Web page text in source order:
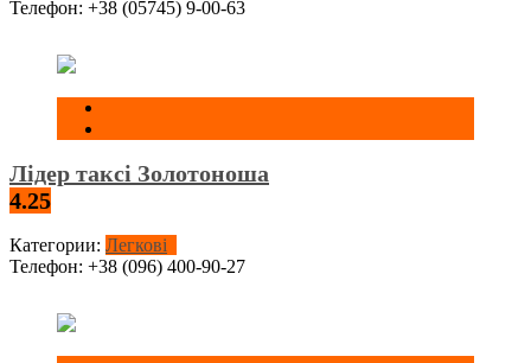
Телефон: +38 (05745) 9-00-63
Лідер таксі Золотоноша
4.25
Категории: Легкові
Телефон: +38 (096) 400-90-27